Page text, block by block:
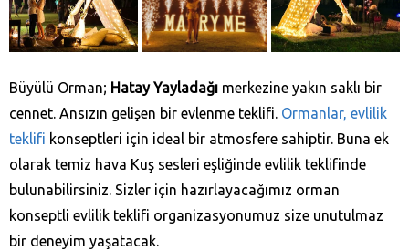
Büyülü Orman; Hatay Yayladağı‎ merkezine yakın saklı bir
cennet. Ansızın gelişen bir evlenme teklifi. Ormanlar, evlilik
teklifi konseptleri için ideal bir atmosfere sahiptir. Buna ek
olarak temiz hava Kuş sesleri eşliğinde evlilik teklifinde
bulunabilirsiniz. Sizler için hazırlayacağımız orman
konseptli evlilik teklifi organizasyonumuz size unutulmaz
bir deneyim yaşatacak.